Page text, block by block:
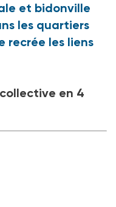
et bidonville
les quartiers
recrée les liens
en 4